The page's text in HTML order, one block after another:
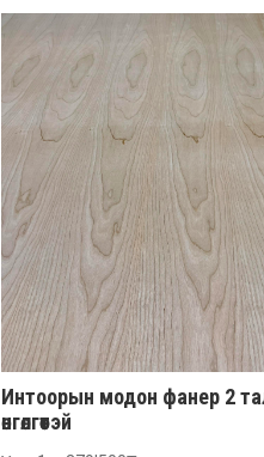
Интоорын модон фанер 2
өнгөлгөөтэй